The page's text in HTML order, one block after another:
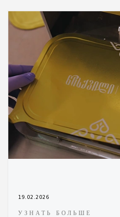
19.02.2026
УЗНАТЬ БОЛЬШЕ